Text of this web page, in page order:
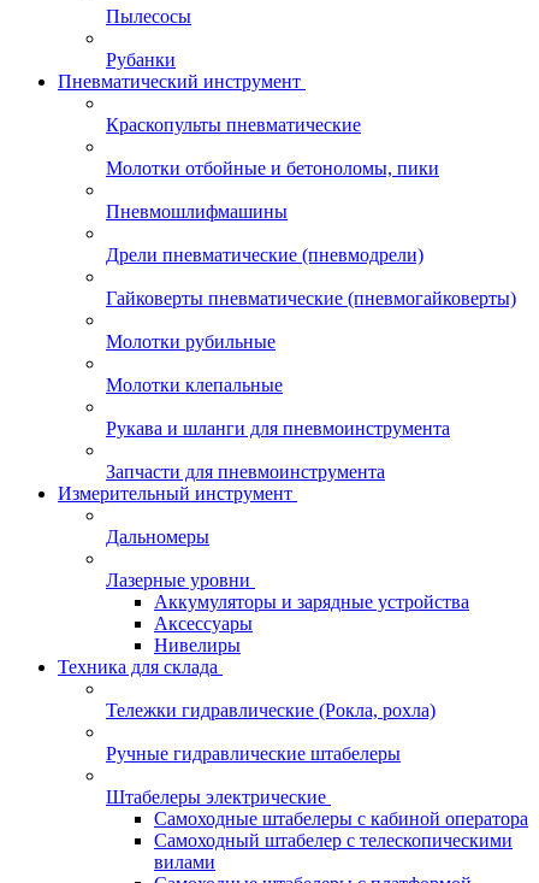
Пылесосы
Рубанки
Пневматический инструмент
Краскопульты пневматические
Молотки отбойные и бетоноломы, пики
Пневмошлифмашины
Дрели пневматические (пневмодрели)
Гайковерты пневматические (пневмогайковерты)
Молотки рубильные
Молотки клепальные
Рукава и шланги для пневмоинструмента
Запчасти для пневмоинструмента
Измерительный инструмент
Дальномеры
Лазерные уровни
Аккумуляторы и зарядные устройства
Аксессуары
Нивелиры
Техника для склада
Тележки гидравлические (Рокла, рохла)
Ручные гидравлические штабелеры
Штабелеры электрические
Самоходные штабелеры с кабиной оператора
Самоходный штабелер с телескопическими
вилами